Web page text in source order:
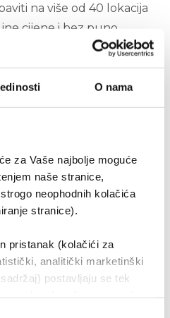
O nama
za Vaše najbolje moguće
naše stranice,
neophodnih kolačića
stranice).
pristanak (kolačići za
analitički marketinški
postavljaju se tek
na više od 40 lokacija
cijene i bez puno
i plaćanja. Na montažu
on line.
su novijeg datum
ističemo da se radi o
svojstva maksimalno
ne bi morao brinuti oko
gume važnije je
datuma proizvodnje,
novom gumom.